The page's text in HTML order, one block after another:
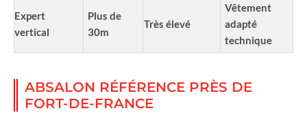
Expert
vertical
Plus de
30m
Très élevé
Vêtement
adapté
technique
ABSALON RÉFÉRENCE PRÈS DE
FORT-DE-FRANCE